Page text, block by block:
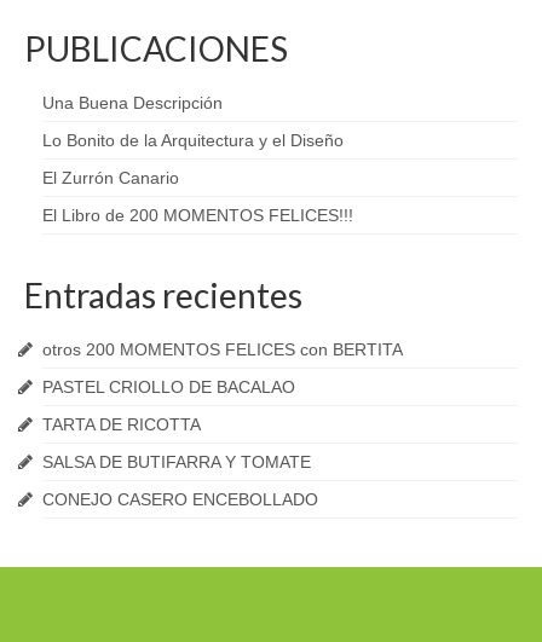
PUBLICACIONES
Una Buena Descripción
Lo Bonito de la Arquitectura y el Diseño
El Zurrón Canario
El Libro de 200 MOMENTOS FELICES!!!
Entradas recientes
otros 200 MOMENTOS FELICES con BERTITA
PASTEL CRIOLLO DE BACALAO
TARTA DE RICOTTA
SALSA DE BUTIFARRA Y TOMATE
CONEJO CASERO ENCEBOLLADO